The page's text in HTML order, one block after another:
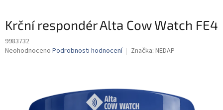
Krční respondér Alta Cow Watch FE4
9983732
Průměrné
Neohodnoceno Podrobnosti hodnocení Značka: NEDAP